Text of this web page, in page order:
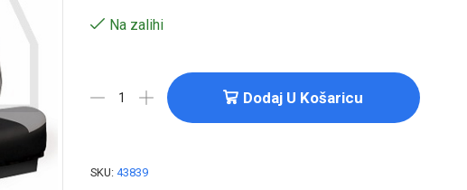
Na zalihi
Dodaj U Košaricu
SKU: 43839